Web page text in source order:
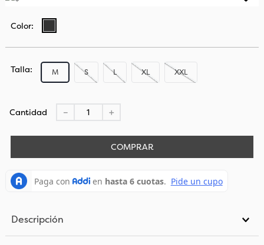
Talla S
M L XL XXL
Cantidad ＋
－
COMPRAR
Descripción